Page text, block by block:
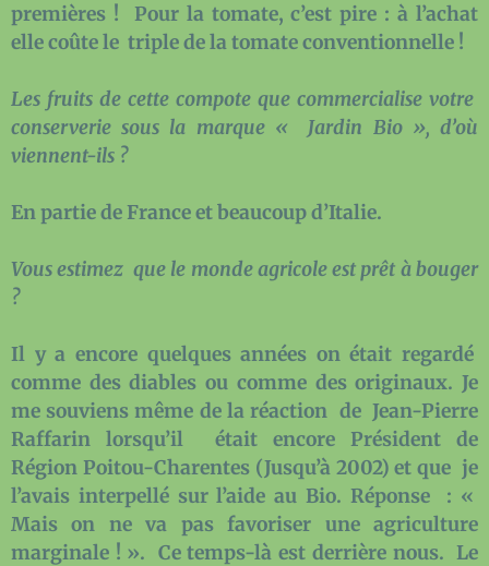
premières ! Pour la tomate, c’est pire : à l’achat
elle coûte le triple de la tomate conventionnelle !
Les fruits de cette compote que commercialise votre
conserverie sous la marque « Jardin Bio », d’où
viennent-ils ?
En partie de France et beaucoup d’Italie.
Vous estimez que le monde agricole est prêt à bouger
?
Il y a encore quelques années on était regardé
comme des diables ou comme des originaux. Je
me souviens même de la réaction de Jean-Pierre
Raffarin lorsqu’il était encore Président de
Région Poitou-Charentes (Jusqu’à 2002) et que je
l’avais interpellé sur l’aide au Bio. Réponse : «
Mais on ne va pas favoriser une agriculture
marginale ! ». Ce temps-là est derrière nous. Le